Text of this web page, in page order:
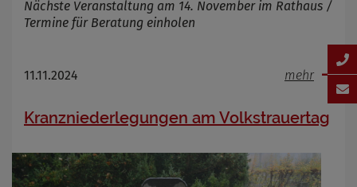
Nächste Veranstaltung am 14. November im Rathaus /
Termine für Beratung einholen
11.11.2024 mehr
Kranzniederlegungen am Volkstrauertag